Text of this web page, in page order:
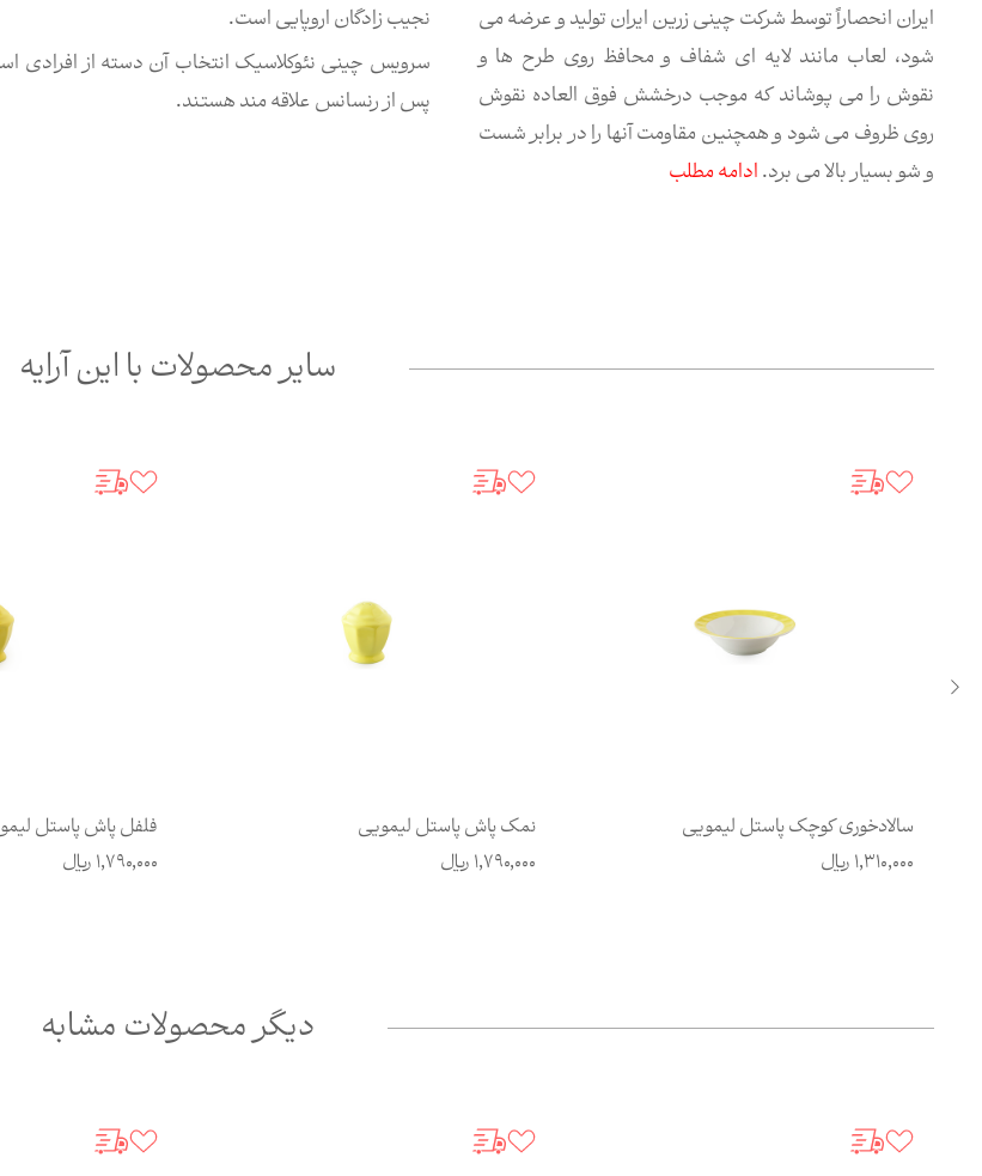
ایران انحصاراً توسط شرکت چینی زرین ایران تولید و عرضه می
شود، لعاب مانند لایه ای شفاف و محافظ روی طرح ها و
نقوش را می پوشاند که موجب درخشش فوق العاده نقوش
روی ظروف می شود و همچنین مقاومت آنها را در برابر شست
و شو بسیار بالا می برد.ادامه مطلب
نجیب زادگان اروپایی است.
سرویس چینی نئوکلاسیک انتخاب آن دسته از افرادی
پس از رنسانس علاقه مند هستند.
سایر محصولات با این آرایه
سالادخوری کوچک پاستل لیمویی
1,310,000ریال
نمک پاش پاستل لیمویی
1,790,000ریال
فلفل پاش پاستل
1,790,000ریال
دیگر محصولات مشابه